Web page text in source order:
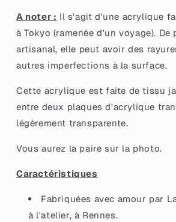
acrylique
japonaise
avec
du
tissu
paillettes
acrylique
avec
du
tissu
paillettes
A noter : Il s'agit d'une acrylique
à Tokyo (ramenée d'un voyage).
artisanal, elle peut avoir des
autres imperfections à la surface.
Cette acrylique est faite de tissu
entre deux plaques d'acrylique
légèrement transparente.
Vous aurez la paire sur la photo.
Caractéristiques
Fabriquées avec amour par
à l'atelier, à Rennes.